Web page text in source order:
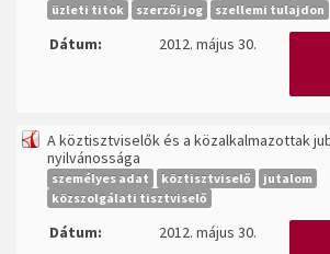
üzleti titok
szerzői jog szellemi tulajdon
Dátum:
2012. május 30.
A köztisztviselők és a közalkalmazottak
nyilvánossága
személyes adat köztisztviselő
jutalom
közszolgálati tisztviselő
Dátum:
2012. május 30.